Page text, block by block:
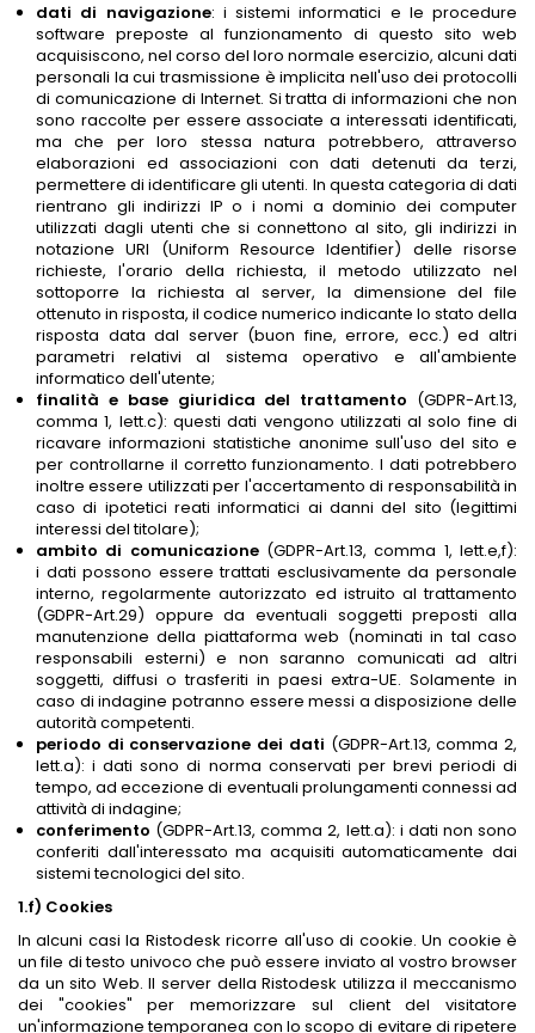
dati di navigazione: i sistemi informatici e le procedure
software preposte al funzionamento di questo sito web
acquisiscono, nel corso del loro normale esercizio, alcuni dati
personali la cui trasmissione è implicita nell'uso dei protocolli
di comunicazione di Internet. Si tratta di informazioni che non
sono raccolte per essere associate a interessati identificati,
ma che per loro stessa natura potrebbero, attraverso
elaborazioni ed associazioni con dati detenuti da terzi,
permettere di identificare gli utenti. In questa categoria di dati
rientrano gli indirizzi IP o i nomi a dominio dei computer
utilizzati dagli utenti che si connettono al sito, gli indirizzi in
notazione URI (Uniform Resource Identifier) delle risorse
richieste, l'orario della richiesta, il metodo utilizzato nel
sottoporre la richiesta al server, la dimensione del file
ottenuto in risposta, il codice numerico indicante lo stato della
risposta data dal server (buon fine, errore, ecc.) ed altri
parametri relativi al sistema operativo e all'ambiente
informatico dell'utente;
finalità e base giuridica del trattamento (GDPR-Art.13,
comma 1, lett.c): questi dati vengono utilizzati al solo fine di
ricavare informazioni statistiche anonime sull'uso del sito e
per controllarne il corretto funzionamento. I dati potrebbero
inoltre essere utilizzati per l'accertamento di responsabilità in
caso di ipotetici reati informatici ai danni del sito (legittimi
interessi del titolare);
ambito di comunicazione (GDPR-Art.13, comma 1, lett.e,f):
i dati possono essere trattati esclusivamente da personale
interno, regolarmente autorizzato ed istruito al trattamento
(GDPR-Art.29) oppure da eventuali soggetti preposti alla
manutenzione della piattaforma web (nominati in tal caso
responsabili esterni) e non saranno comunicati ad altri
soggetti, diffusi o trasferiti in paesi extra-UE. Solamente in
caso di indagine potranno essere messi a disposizione delle
autorità competenti.
periodo di conservazione dei dati (GDPR-Art.13, comma 2,
lett.a): i dati sono di norma conservati per brevi periodi di
tempo, ad eccezione di eventuali prolungamenti connessi ad
attività di indagine;
conferimento (GDPR-Art.13, comma 2, lett.a): i dati non sono
conferiti dall'interessato ma acquisiti automaticamente dai
sistemi tecnologici del sito.
1.f) Cookies
In alcuni casi la Ristodesk ricorre all'uso di cookie. Un cookie è
un file di testo univoco che può essere inviato al vostro browser
da un sito Web. Il server della Ristodesk utilizza il meccanismo
dei "cookies" per memorizzare sul client del visitatore
un'informazione temporanea con lo scopo di evitare di ripetere